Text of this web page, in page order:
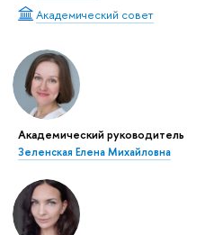
Академический совет
Академический руководитель
Зеленская Елена Михайловна